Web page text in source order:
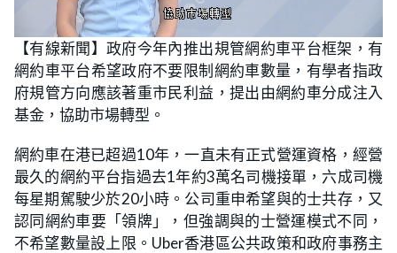
U
n
m
t
e
L
o
a
d
e
d
:
2
5
.
%
【有線新聞】政府今年內推出規管網約車平台框架，有
網約車平台希望政府不要限制網約車數量，有學者指政
府規管方向應該著重市民利益，提出由網約車分成注入
基金，協助市場轉型。
網約車在港已超過10年，一直未有正式營運資格，經營
最久的網約平台指過去1年約3萬名司機接單，六成司機
每星期駕駛少於20小時。公司重申希望與的士共存，又
認同網約車要「領牌」，但強調與的士營運模式不同，
不希望數量設上限。Uber香港區公共政策和政府事務主